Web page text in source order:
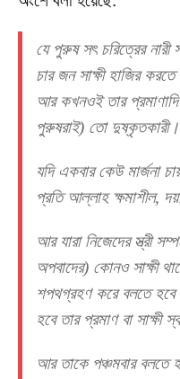
যে পুরুষ সৎ চরিত্রের নারী
চার জন সাক্ষী হাজির
আর কখনওই তার
পুরুষরাই) তো
যদি একবার কেউ মার্জনা
প্রতি আল্লাহ ক্ষমাশীল,
আর যারা নিজেদের স্ত্রী
অপবাদের) কোনও সাক্ষী
শপথগ্রহণ করে বলতে হবে
হবে তার প্রমাণ বা সাক্ষী
আর তাকে পঞ্চমবার বলতে